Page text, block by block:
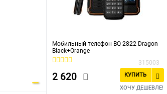
Мобильный телефон BQ 2822 Dragon
Black+Orange
315003
2 620
КУПИТЬ
ХОЧУ ДЕШЕВЛЕ!